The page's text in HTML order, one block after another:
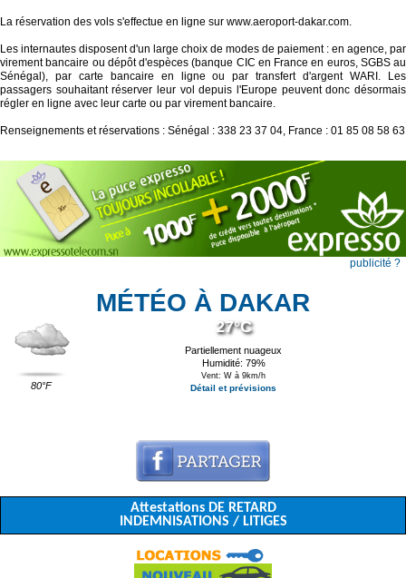
La réservation des vols s'effectue en ligne sur www.aeroport-dakar.com.
Les internautes disposent d'un large choix de modes de paiement : en agence, par
virement bancaire ou dépôt d'espèces (banque CIC en France en euros, SGBS au
Sénégal), par carte bancaire en ligne ou par transfert d'argent WARI. Les
passagers souhaitant réserver leur vol depuis l'Europe peuvent donc désormais
régler en ligne avec leur carte ou par virement bancaire.
Renseignements et réservations : Sénégal : 338 23 37 04, France : 01 85 08 58 63
publicité ?
MÉTÉO À DAKAR
80°F
27°C
Partiellement nuageux
Humidité: 79%
Vent: W à 9km/h
Détail et prévisions
Attestations DE RETARD
INDEMNISATIONS / LITIGES